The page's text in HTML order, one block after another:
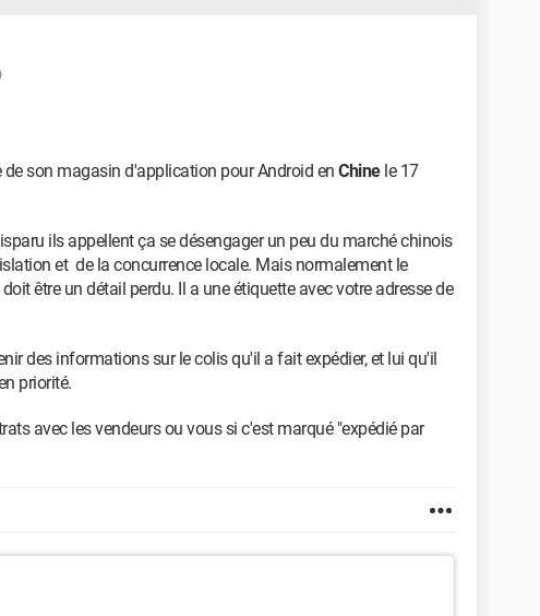
son magasin d'application pour Android en Chinele 17
ils appellent ça se désengager un peu du marché chinois
et de la concurrence locale. Mais normalement le
être un détail perdu. Il a une étiquette avec votre adresse de
des informations sur le colis qu'il a fait expédier, et lui qu'il
priorité.
avec les vendeurs ou vous si c'est marqué "expédié par